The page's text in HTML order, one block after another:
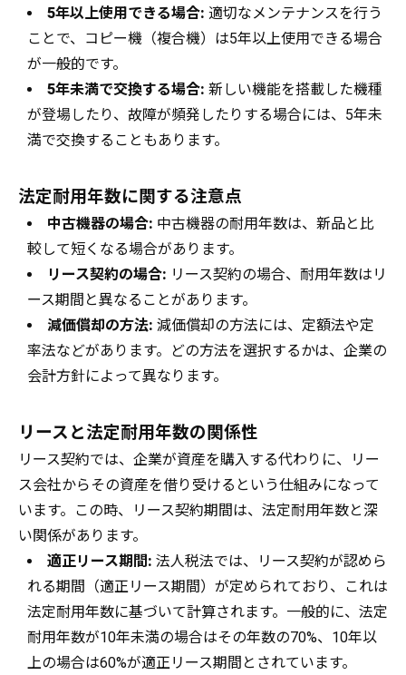
5年以上使用できる場合: 適切なメンテナンスを行う
ことで、コピー機（複合機）は5年以上使用できる場合
が一般的です。
5年未満で交換する場合: 新しい機能を搭載した機種
が登場したり、故障が頻発したりする場合には、5年未
満で交換することもあります。
法定耐用年数に関する注意点
中古機器の場合: 中古機器の耐用年数は、新品と比
較して短くなる場合があります。
リース契約の場合: リース契約の場合、耐用年数はリ
ース期間と異なることがあります。
減価償却の方法: 減価償却の方法には、定額法や定
率法などがあります。どの方法を選択するかは、企業の
会計方針によって異なります。
リースと法定耐用年数の関係性
リース契約では、企業が資産を購入する代わりに、リー
ス会社からその資産を借り受けるという仕組みになって
います。この時、リース契約期間は、法定耐用年数と深
い関係があります。
適正リース期間: 法人税法では、リース契約が認めら
れる期間（適正リース期間）が定められており、これは
法定耐用年数に基づいて計算されます。一般的に、法定
耐用年数が10年未満の場合はその年数の70%、10年以
上の場合は60%が適正リース期間とされています。